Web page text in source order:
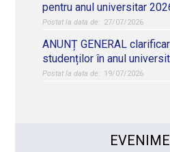
pentru anul universitar
27/07/2026
ANUNȚ GENERAL
studenților în anul
19/07/2026